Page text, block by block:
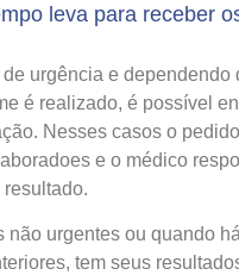
leva para receber
de urgência e
é realizado, é possível
Nesses casos o
e o médico
não urgentes ou quando
tem seus